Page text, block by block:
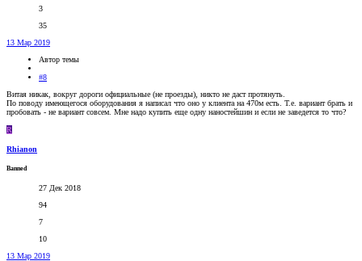
3
35
13 Мар 2019
Автор темы
#8
Витая никак, вокруг дороги официальные (не проезды), никто не даст протянуть.
По поводу имеющегося оборудования я написал что оно у клиента на 470м есть. Т.е. вариант брать и
пробовать - не вариант совсем. Мне надо купить еще одну наностейшин и если не заведется то что?
R
Rhianon
Banned
27 Дек 2018
94
7
10
13 Мар 2019